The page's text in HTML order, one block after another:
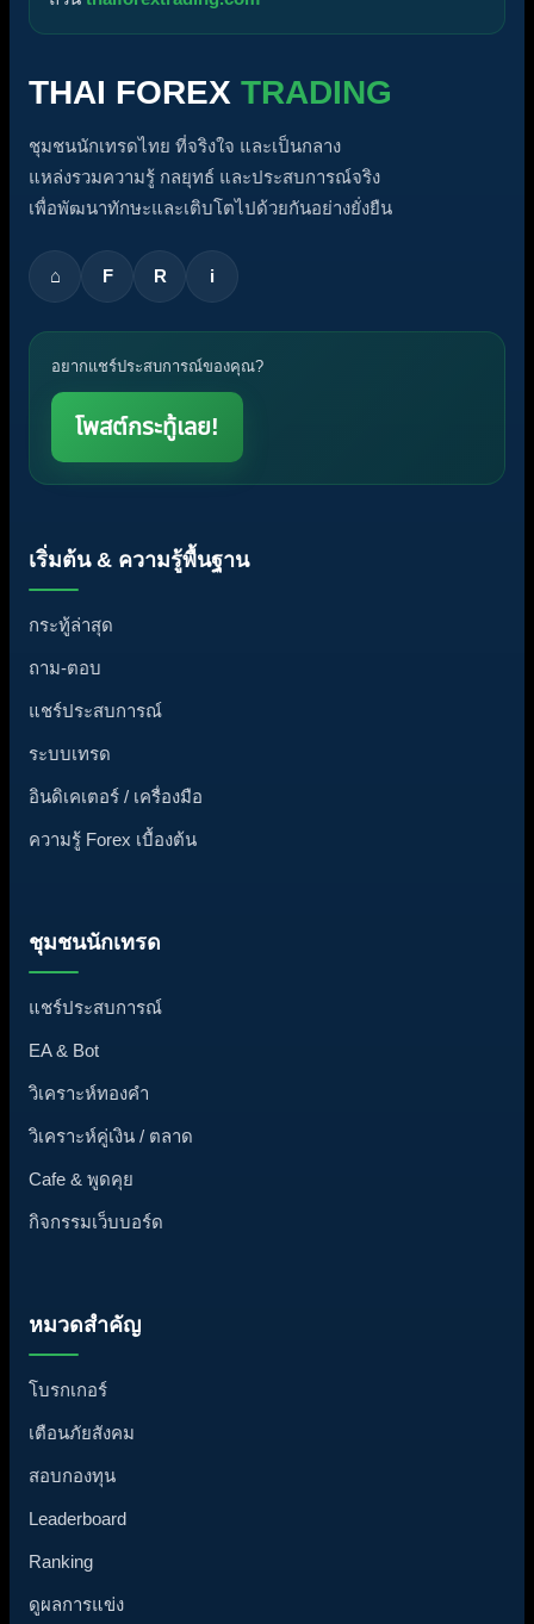
THAI FOREX TRADING
ชุมชนนักเทรดไทย ที่จริงใจ และเป็นกลาง
แหล่งรวมความรู้ กลยุทธ์ และประสบการณ์จริง
เพื่อพัฒนาทักษะและเติบโตไปด้วยกันอย่างยั่งยืน
⌂ F R i
อยากแชร์ประสบการณ์ของคุณ?
โพสต์กระทู้เลย!
เริ่มต้น & ความรู้พื้นฐาน
กระทู้ล่าสุด
ถาม-ตอบ
แชร์ประสบการณ์
ระบบเทรด
อินดิเคเตอร์ / เครื่องมือ
ความรู้ Forex เบื้องต้น
ชุมชนนักเทรด
แชร์ประสบการณ์
EA & Bot
วิเคราะห์ทองคำ
วิเคราะห์คู่เงิน / ตลาด
Cafe & พูดคุย
กิจกรรมเว็บบอร์ด
หมวดสำคัญ
โบรกเกอร์
เตือนภัยสังคม
สอบกองทุน
Leaderboard
Ranking
ดูผลการแข่ง